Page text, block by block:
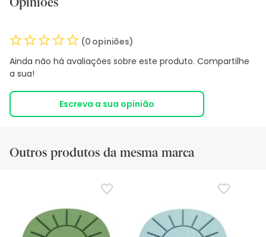
(0 opiniões)
Ainda não há avaliações sobre este produto. Compartilhe
a sua!
Escreva a sua opinião
Outros produtos da mesma marca